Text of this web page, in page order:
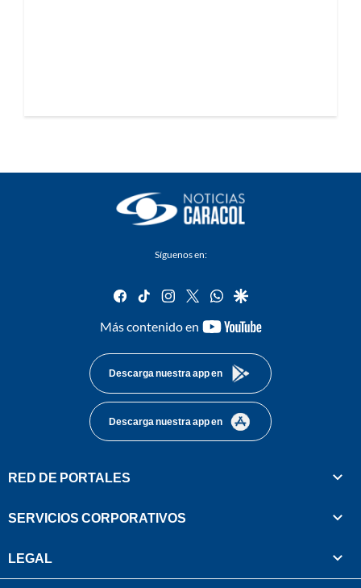
Síguenos en:
facebook
tiktok instagram
twitterwhatsapp
google
Más contenido en
youtube-
Descarga nuestra app en
Descarga nuestra app en
RED DE PORTALES
SERVICIOS CORPORATIVOS
LEGAL